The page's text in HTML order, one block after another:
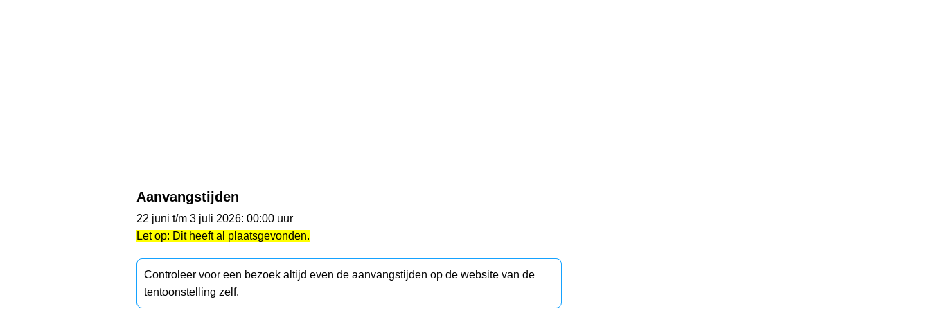
Aanvangstijden
22 juni t/m 3 juli 2026: 00:00 uur
Let op: Dit heeft al plaatsgevonden.
Controleer voor een bezoek altijd even de aanvangstijden op de website van de
tentoonstelling zelf.